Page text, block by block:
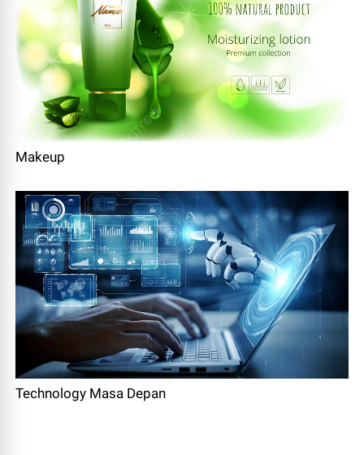
Makeup
Technology Masa Depan